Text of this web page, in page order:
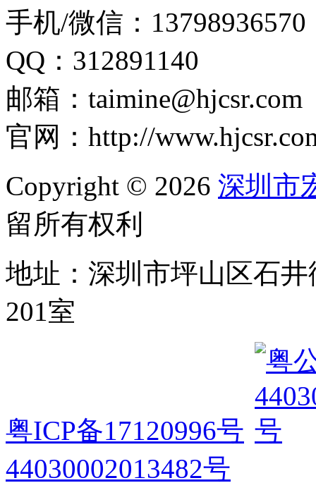
手机/微信：13798936570
QQ：312891140
邮箱：taimine@hjcsr.com
官网：http://
Copyright © 2026 深圳市
留所有权利
地址：深圳市坪山区石
201室
粤ICP备17120996号
44030002013482号